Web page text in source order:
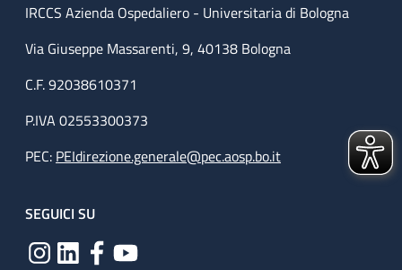
IRCCS Azienda Ospedaliero - Universitaria di Bologna
Via Giuseppe Massarenti, 9, 40138 Bologna
C.F. 92038610371
P.IVA 02553300373
PEC: PEIdirezione.generale@pec.aosp.bo.it
SEGUICI SU